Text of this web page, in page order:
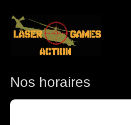
Nos horaires